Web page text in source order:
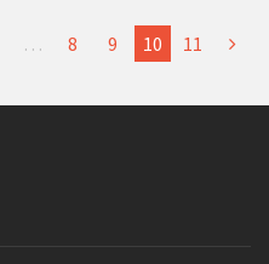
… 8 9 10 11